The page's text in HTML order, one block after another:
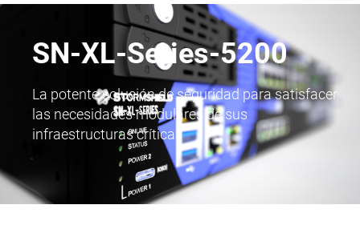
SN-XL-Series-5200
La potente solución de seguridad para satisfacer
las necesidades modulares de sus
infraestructuras críticas